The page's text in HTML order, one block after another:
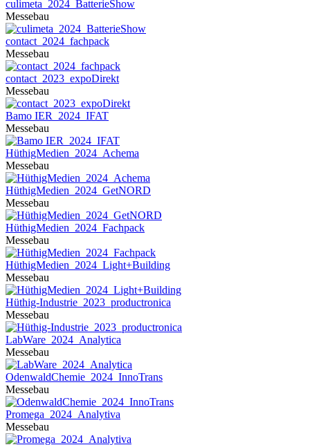
culimeta_2024_BatterieShow
Messebau
contact_2024_fachpack
Messebau
contact_2023_expoDirekt
Messebau
Bamo IER_2024_IFAT
Messebau
HüthigMedien_2024_Achema
Messebau
HüthigMedien_2024_GetNORD
Messebau
HüthigMedien_2024_Fachpack
Messebau
HüthigMedien_2024_Light+Building
Messebau
Hüthig-Industrie_2023_productronica
Messebau
LabWare_2024_Analytica
Messebau
OdenwaldChemie_2024_InnoTrans
Messebau
Promega_2024_Analytiva
Messebau